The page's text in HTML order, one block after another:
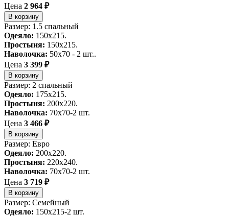
Цена 2 964 ₽
В корзину
Размер: 1.5 спальный
Одеяло: 150x215.
Простыня: 150x215.
Наволочка: 50x70 - 2 шт..
Цена 3 399 ₽
В корзину
Размер: 2 спальный
Одеяло: 175x215.
Простыня: 200x220.
Наволочка: 70x70-2 шт.
Цена 3 466 ₽
В корзину
Размер: Евро
Одеяло: 200x220.
Простыня: 220x240.
Наволочка: 70x70-2 шт.
Цена 3 719 ₽
В корзину
Размер: Семейный
Одеяло: 150x215-2 шт.